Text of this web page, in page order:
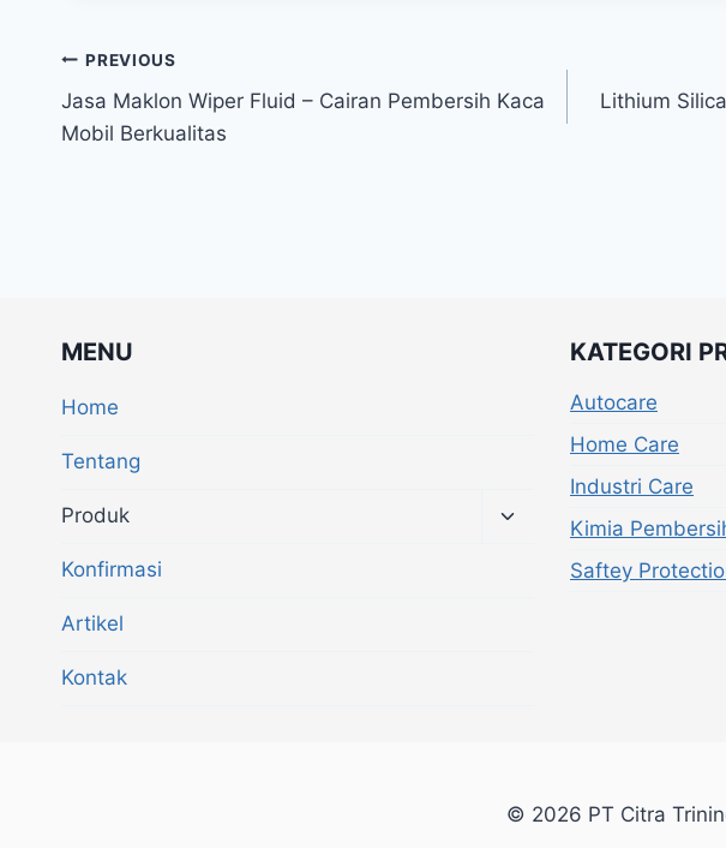
PREVIOUS
Jasa Maklon Wiper Fluid – Cairan Pembersih Kaca
Mobil Berkualitas
Lithium
MENU
Home
Tentang
Produk
Konfirmasi
Artikel
Kontak
KATEGORI
Autocare
Home Care
Industri Care
Kimia
Saftey
© 2026 PT Citra